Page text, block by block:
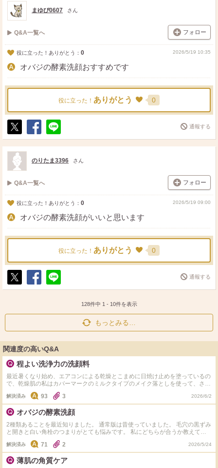
ト
まゆぴ0607 さん
Q&A一覧へ フォロー
役に立った！ありがとう： 0 2026/5/19 10:35
オバジの酵素洗顔おすすめです
役に立った！ ありがとう 0
ポ
ス
ト
シ
ェ
送
る
通報する
のりたま3396 さん
Q&A一覧へ フォロー
役に立った！ありがとう： 0 2026/5/19 09:00
オバジの酵素洗顔がいいと思います
役に立った！ ありがとう 0
ポ
シ
送
通報する
128件中 1 - 10件を表示
もっとみる…
関連度の高いQ&A
程よい洗浄力の洗顔料
最近暑くなり始め、エアコンによる乾燥とこまめに日焼け止めを塗っているの
で、乾燥肌の私はカバーマークのミルクタイプのメイク落としを使って、さら
にドクターケイのピーリング洗顔を使っているのですが、洗い過ぎなのか乾燥
し過ぎて余分な皮脂が出てベタつきが気になり余計に強めに洗いたくなる悪循
環を起こしています。 そこで、少しでも潤いを残せる程よい洗顔料を探して
います。今はQ100のメガ割も始まっていてどれがいいのか迷子状態です。 今
持ってる洗顔は、 ・ドクターケイ ピーリング洗顔（朝洗顔にも使っていま
す） ・オバジ 酵素洗顔 今更ながら、普通の洗顔を持っていない事に気づき
ました。朝用と夜用は分けた使っている方の方が多いですかね？ ちなみにこ
れまで使ってきた中で、エストのジェル洗顔やdプロの洗顔はイマイチ効果を
感じれなかったのと良さがよく分からなかった感じです。 文章が長くなって
しまってすみません。ぜひ色んな意見を聞いてみたいです！ よろしくお願い
します。
解決済み 93 3 2026/6/2
オバジの酵素洗顔
2種類あることを最近知りました。 通常版は昔使っていました。 毛穴の黒ずみ
と開きと白い角栓のつまりがとても悩みです。 私にどちらが合うか教えてい
ただけないでしょうか。 ちなみに今はスイサイの青パケ酵素洗顔を使ってい
ます。
解決済み 71 2 2026/5/24
薄肌の角質ケア